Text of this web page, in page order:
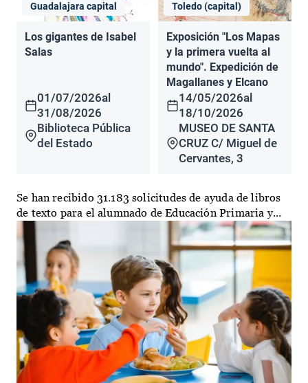
Guadalajara capital
Los gigantes de Isabel
Salas
01/07/2026al
31/08/2026
Biblioteca Pública
del Estado
Toledo (capital)
Exposición "Los Mapas
y la primera vuelta al
mundo". Expedición de
Magallanes y Elcano
14/05/2026al
18/10/2026
MUSEO DE SANTA
CRUZ C/ Miguel de
Cervantes, 3
Se han recibido 31.183 solicitudes de ayuda de libros
de texto para el alumnado de Educación Primaria y...